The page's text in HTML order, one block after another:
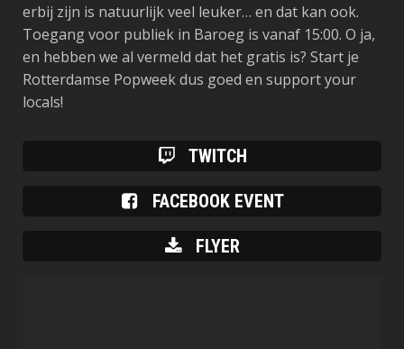
erbij zijn is natuurlijk veel leuker… en dat kan ook.
Toegang voor publiek in Baroeg is vanaf 15:00. O ja,
en hebben we al vermeld dat het gratis is? Start je
Rotterdamse Popweek dus goed en support your
locals!
TWITCH
FACEBOOK EVENT
FLYER